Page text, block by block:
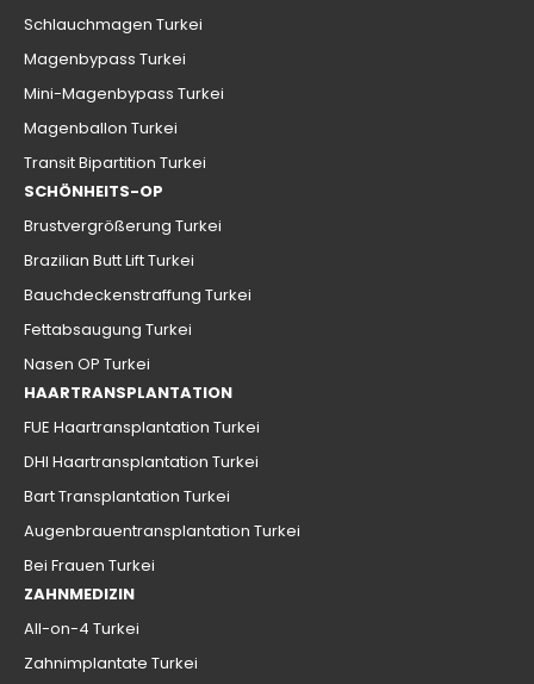
Schlauchmagen Turkei
Magenbypass Turkei
Mini-Magenbypass Turkei
Magenballon Turkei
Transit Bipartition Turkei
SCHÖNHEITS-OP
Brustvergrößerung Turkei
Brazilian Butt Lift Turkei
Bauchdeckenstraffung Turkei
Fettabsaugung Turkei
Nasen OP Turkei
HAARTRANSPLANTATION
FUE Haartransplantation Turkei
DHI Haartransplantation Turkei
Bart Transplantation Turkei
Augenbrauentransplantation Turkei
Bei Frauen Turkei
ZAHNMEDIZIN
All-on-4 Turkei
Zahnimplantate Turkei